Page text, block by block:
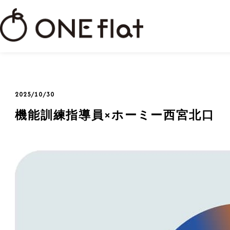
2025/10/30
機能訓練指導員×ホーミー西宮北口